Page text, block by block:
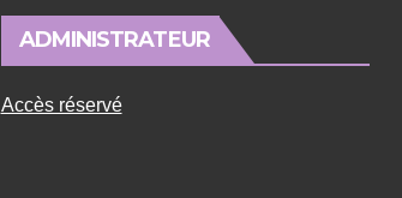
ADMINISTRATEUR
Accès réservé